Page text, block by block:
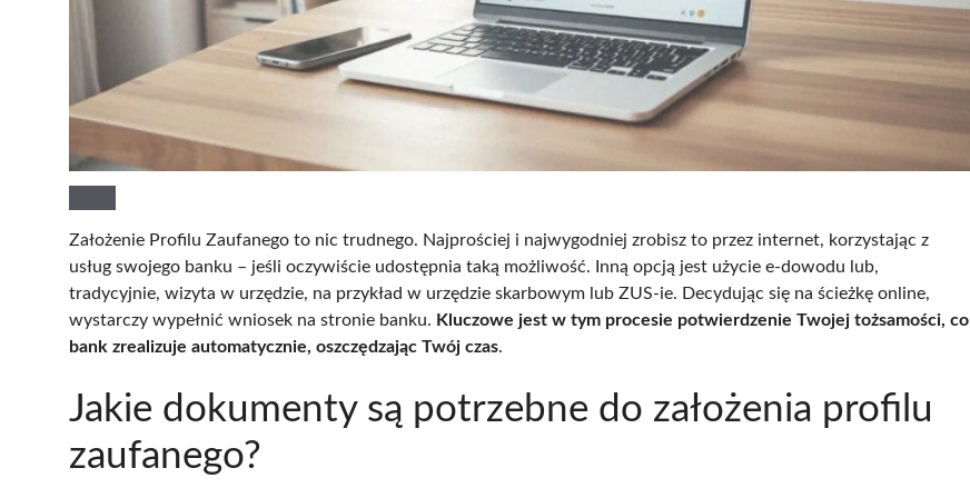
Założenie Profilu Zaufanego to nic trudnego. Najprościej i najwygodniej zrobisz to przez internet, korzystając z
usług swojego banku – jeśli oczywiście udostępnia taką możliwość. Inną opcją jest użycie e-dowodu lub,
tradycyjnie, wizyta w urzędzie, na przykład w urzędzie skarbowym lub ZUS-ie. Decydując się na ścieżkę online,
wystarczy wypełnić wniosek na stronie banku. Kluczowe jest w tym procesie potwierdzenie Twojej tożsamości, co
bank zrealizuje automatycznie, oszczędzając Twój czas.
Jakie dokumenty są potrzebne do założenia profilu
zaufanego?